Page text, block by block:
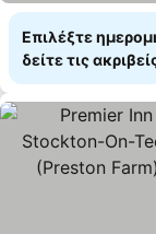
Επιλέξτε
δείτε τις